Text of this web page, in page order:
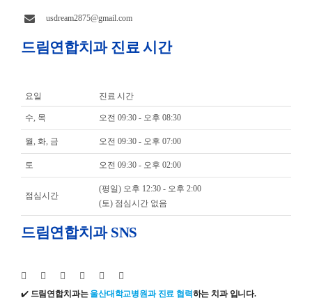
usdream2875@gmail.com
드림연합치과 진료 시간
요일 진료 시간
수, 목 오전 09:30 - 오후 08:30
월, 화, 금 오전 09:30 - 오후 07:00
토 오전 09:30 - 오후 02:00
점심시간
(평일) 오후 12:30 - 오후 2:00
(토) 점심시간 없음
드림연합치과 SNS
✔️ 드림연합치과는 울산대학교병원과 진료 협력하는 치과 입니다.